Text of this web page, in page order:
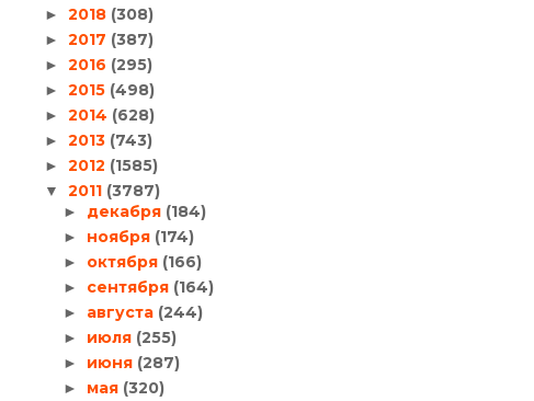
► 2018 (308)
► 2017 (387)
► 2016 (295)
► 2015 (498)
► 2014 (628)
► 2013 (743)
► 2012 (1585)
▼ 2011 (3787)
► декабря (184)
► ноября (174)
► октября (166)
► сентября (164)
► августа (244)
► июля (255)
► июня (287)
► мая (320)